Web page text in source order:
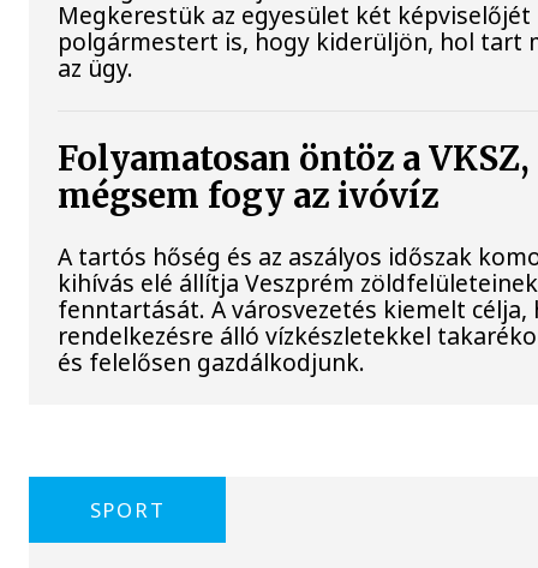
Megkerestük az egyesület két képviselőjét
polgármestert is, hogy kiderüljön, hol tart
az ügy.
Folyamatosan öntöz a VKSZ,
mégsem fogy az ivóvíz
A tartós hőség és az aszályos időszak
kihívás elé állítja Veszprém zöldfelületeinek
fenntartását. A városvezetés kiemelt célja,
rendelkezésre álló vízkészletekkel
és felelősen gazdálkodjunk.
SPORT